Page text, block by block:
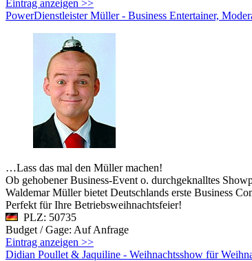
Eintrag anzeigen >>
PowerDienstleister Müller - Business Entertainer,
…Lass das mal den Müller machen!
Ob gehobener Business-Event o. durchgeknalltes
Waldemar Müller bietet Deutschlands erste Business
Perfekt für Ihre Betriebsweihnachtsfeier!
PLZ: 50735
Budget / Gage: Auf Anfrage
Eintrag anzeigen >>
Didian Poullet & Jaquiline - Weihnachtsshow für